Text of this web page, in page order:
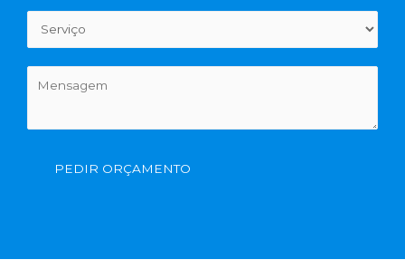
PEDIR ORÇAMENTO